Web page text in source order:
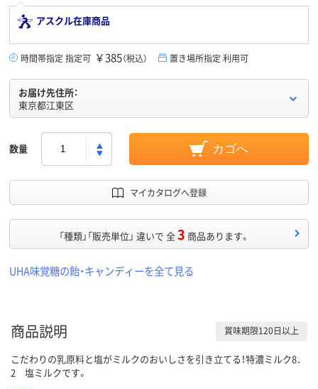
アスクル在庫商品
時間帯指定 指定可 ￥385（税込） 置き場所指定 利用可
お届け先住所：
東京都江東区
数量 カゴへ
マイカタログへ登録
「種類」「販売単位」 違いで 全3 商品あります。
UHA味覚糖の飴・キャンディーを全て見る
商品説明 賞味期限120日以上
こだわりの乳原料と塩がミルクのおいしさを引き立てる！特濃ミルク8．
2 塩ミルクです。